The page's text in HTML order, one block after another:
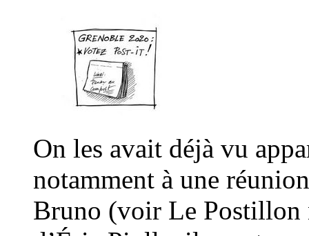
On les avait déjà vu
notamment à une
Bruno (voir Le Postillon